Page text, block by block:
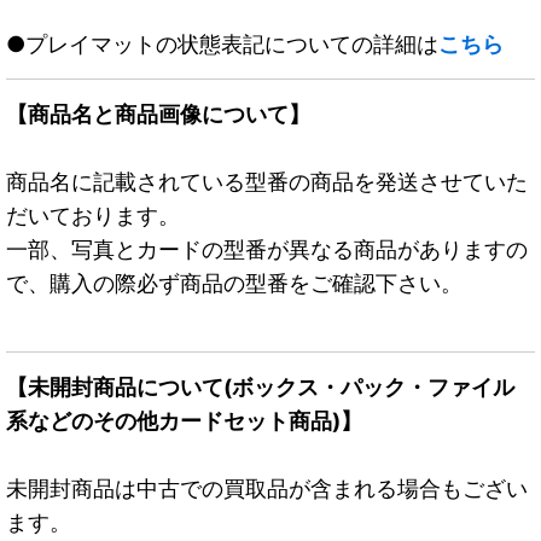
●プレイマットの状態表記についての詳細はこちら
【商品名と商品画像について】
商品名に記載されている型番の商品を発送させていた
だいております。
一部、写真とカードの型番が異なる商品がありますの
で、購入の際必ず商品の型番をご確認下さい。
【未開封商品について(ボックス・パック・ファイル
系などのその他カードセット商品)】
未開封商品は中古での買取品が含まれる場合もござい
ます。